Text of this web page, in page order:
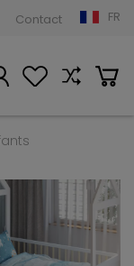
Contact FR